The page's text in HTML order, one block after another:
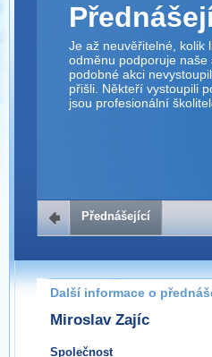
Je až neuvěřitelné, kolik
odměnu podporuje naše
podobné akci
přišli. Někteří vystoupili
jsou profesionální
Přednášející
Další informace o
Miroslav Zajíc
Společnost